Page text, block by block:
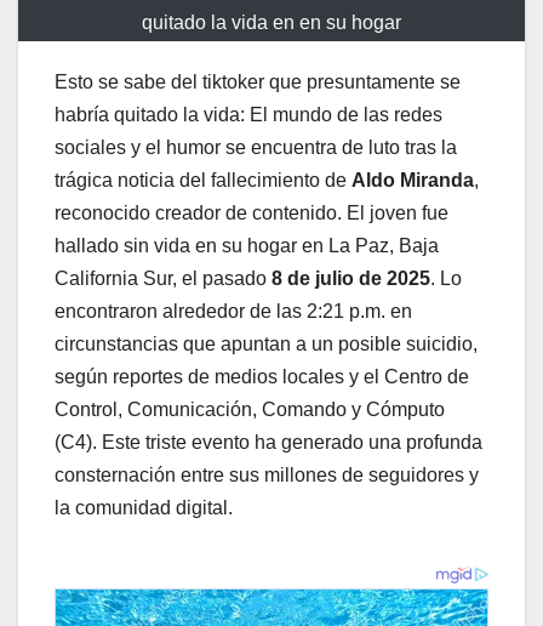
quitado la vida en en su hogar
Esto se sabe del tiktoker que presuntamente se
habría quitado la vida: El mundo de las redes
sociales y el humor se encuentra de luto tras la
trágica noticia del fallecimiento de Aldo Miranda,
reconocido creador de contenido. El joven fue
hallado sin vida en su hogar en La Paz, Baja
California Sur, el pasado 8 de julio de 2025. Lo
encontraron alrededor de las 2:21 p.m. en
circunstancias que apuntan a un posible suicidio,
según reportes de medios locales y el Centro de
Control, Comunicación, Comando y Cómputo
(C4). Este triste evento ha generado una profunda
consternación entre sus millones de seguidores y
la comunidad digital.